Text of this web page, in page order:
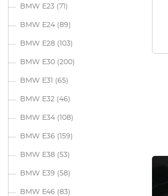
BMW E23 (71)
BMW E24 (89)
BMW E28 (103)
BMW E30 (200)
BMW E31 (65)
BMW E32 (46)
BMW E34 (108)
BMW E36 (159)
BMW E38 (53)
BMW E39 (58)
BMW E46 (83)